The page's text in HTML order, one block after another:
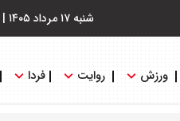
شنبه ۱۷ مرداد ۱۴۰۵ |
ورزش روایت فردا